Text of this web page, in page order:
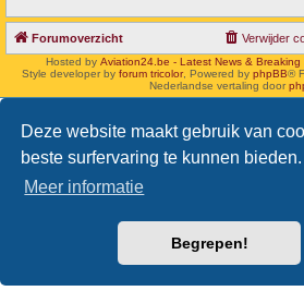
Deze website maakt gebruik van
beste surfervaring te kunnen bieden.
Meer informatie
Begrepen!
Forumoverzicht Verwijder
Hosted by Aviation24.be - Latest News & Breaking
Style developer by forum tricolor, Powered by phpBB®
Nederlandse vertaling door